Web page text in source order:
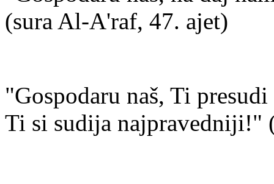
(sura Al-A'raf, 47. ajet)
"Gospodaru naš, Ti
Ti si sudija najpravedniji!"